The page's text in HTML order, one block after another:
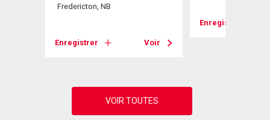
Fredericton, NB
Enregistrer Voir
Enregistrer